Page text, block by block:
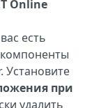
Online
есть
Установите
при
удалить